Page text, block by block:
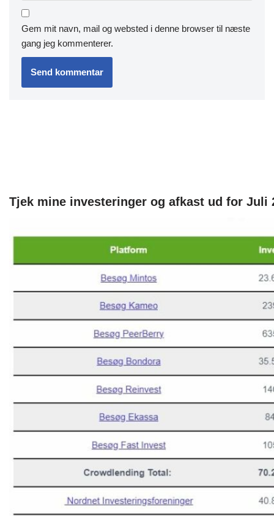
Gem mit navn, mail og websted i denne browser til næste
gang jeg kommenterer.
Tjek mine investeringer og afkast ud for Juli